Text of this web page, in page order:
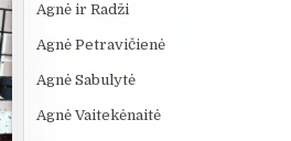
Agnė ir Radži
Agnė Petravičienė
Agnė Sabulytė
Agnė Vaitekėnaitė